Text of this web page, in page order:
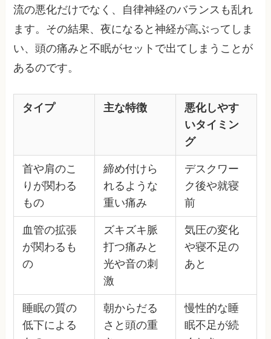
流の悪化だけでなく、自律神経のバランスも乱れ
ます。その結果、夜になると神経が高ぶってしま
い、頭の痛みと不眠がセットで出てしまうことが
あるのです。
タイプ 主な特徴
悪化しやす
いタイミン
グ
首や肩のこ
りが関わる
もの
締め付けら
れるような
重い痛み
デスクワー
ク後や就寝
前
血管の拡張
が関わるも
の
ズキズキ脈
打つ痛みと
光や音の刺
激
気圧の変化
や寝不足の
あと
睡眠の質の
低下による
朝からだる
さと頭の重
慢性的な睡
眠不足が続